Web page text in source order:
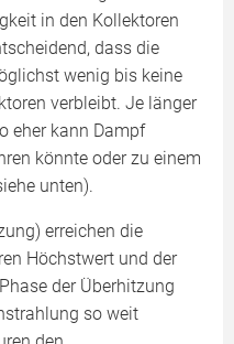
in den Kollektoren
dass die
wenig bis keine
verbleibt. Je länger
eher kann Dampf
könnte oder zu einem
unten).
erreichen die
Höchstwert und der
der Überhitzung
so weit